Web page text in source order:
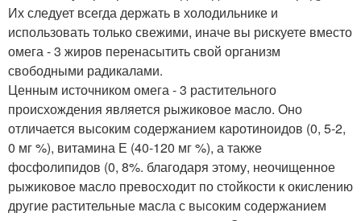
Их следует всегда держать в холодильнике и
использовать только свежими, иначе вы рискуете вместо
омега - 3 жиров перенасытить свой организм
свободными радикалами.
Ценным источником омега - 3 растительного
происхождения является рыжиковое масло. Оно
отличается высоким содержанием каротиноидов (0, 5-2,
0 мг %), витамина Е (40-120 мг %), а также
фосфолипидов (0, 8%. благодаря этому, неочищенное
рыжиковое масло превосходит по стойкости к окислению
другие растительные масла с высоким содержанием